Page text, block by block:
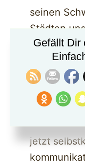
seinen
Städten
Orte sind
wie eine
Die Politik
nicht
Ebenso
Scholz ist
jetzt
Gefällt Dir